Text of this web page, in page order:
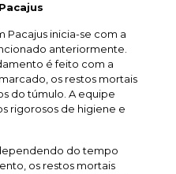
Pacajus inicia-se com a
anteriormente.
é feito com a
os restos mortais
do túmulo. A equipe
rigorosos de higiene e
do tempo
os restos mortais